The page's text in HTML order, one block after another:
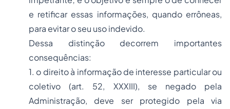
e retificar essas informações, quando errôneas,
para evitar o seu uso indevido.
Dessa distinção decorrem importantes
consequências:
1. o direito à informação de interesse particular ou
coletivo (art. 52, XXXIII), se negado pela
Administração, deve ser protegido pela via